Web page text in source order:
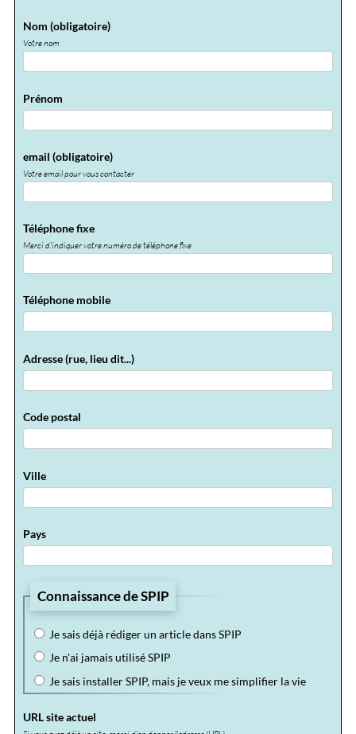
Nom(obligatoire)
Votre nom
Prénom
email(obligatoire)
Votre email pour vous contacter
Téléphone fixe
Merci d'indiquer votre numéro de téléphone fixe
Téléphone mobile
Adresse (rue, lieu dit...)
Code postal
Ville
Pays
Connaissance de SPIP
Je sais déjà rédiger un article dans SPIP
Je n'ai jamais utilisé SPIP
Je sais installer SPIP, mais je veux me simplifier la vie
URL site actuel